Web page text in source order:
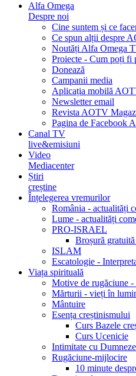
Alfa Omega
Despre noi
Cine suntem și ce
Ce spun alții despre
Noutăți Alfa Omega
Proiecte - Cum poți fi
Donează
Campanii media
Aplicația mobilă
Newsletter email
Revista AOTV
Pagina de Facebook
Canal TV
live&emisiuni
Video
Mediacenter
Știri
creștine
Înțelegerea vremurilor
România - actualități
Lume - actualități
PRO-ISRAEL
Broșură
ISLAM
Escatologie -
Viața spirituală
Motive de rugăciune -
Mărturii - vieți în
Mântuire
Esența creștinismului
Curs Bazele
Curs Ucenicie
Intimitate cu
Rugăciune-mijlocire
10 minute